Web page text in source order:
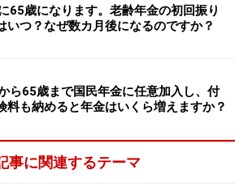
せ】
アンケート（2026/8/31まで）
ギフト券1000円分プレゼント
ケートやモニター企画に参加が可能に
65歳になります。老齢年金の初回振り
いつ？なぜ数カ月後になるのですか？
ら65歳まで国民年金に任意加入し、付
料も納めると年金はいくら増えますか？
事に関連するテーマ